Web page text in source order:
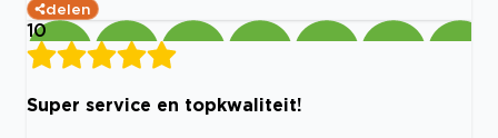
delen
10
Super service en topkwaliteit!